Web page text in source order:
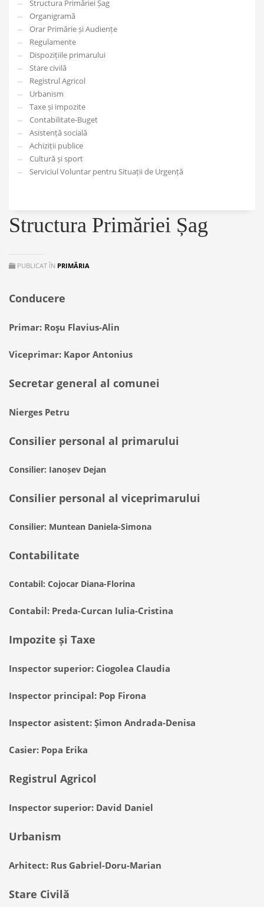
Structura Primăriei Șag
Organigramă
Orar Primărie și Audiențe
Regulamente
Dispozițiile primarului
Stare civilă
Registrul Agricol
Urbanism
Taxe și impozite
Contabilitate-Buget
Asistență socială
Achiziții publice
Cultură și sport
Serviciul Voluntar pentru Situații de Urgență
Structura Primăriei Șag
PUBLICAT ÎN PRIMĂRIA
Conducere
Primar: Roşu Flavius-Alin
Viceprimar: Kapor Antonius
Secretar general al comunei
Nierges Petru
Consilier personal al primarului
Consilier: Ianoșev Dejan
Consilier personal al viceprimarului
Consilier: Muntean Daniela-Simona
Contabilitate
Contabil: Cojocar Diana-Florina
Contabil: Preda-Curcan Iulia-Cristina
Impozite și Taxe
Inspector superior: Ciogolea Claudia
Inspector principal: Pop Firona
Inspector asistent: Șimon Andrada-Denisa
Casier: Popa Erika
Registrul Agricol
Inspector superior: David Daniel
Urbanism
Arhitect: Rus Gabriel-Doru-Marian
Stare Civilă